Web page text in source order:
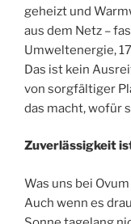
geheizt und
aus dem Netz –
Umweltenergie,
Das ist kein
von sorgfältiger
das macht, wofür
Zuverlässigkeit
Was uns bei
Auch wenn es